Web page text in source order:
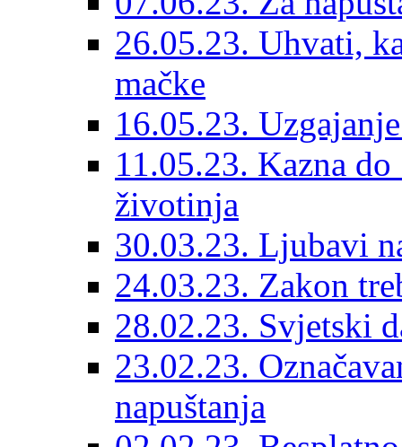
26.05.23. Uhvati,
mačke
16.05.23.
11.05.23. Kazna
životinja
30.03.23. Ljubavi
24.03.23. Zakon
28.02.23. Svjetski
23.02.23.
napuštanja